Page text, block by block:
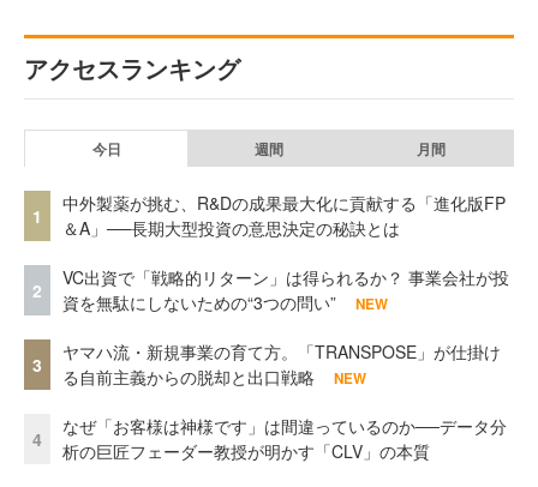
アクセスランキング
今日 週間 月間
1
中外製薬が挑む、R&Dの成果最大化に貢献する「進化版FP
＆A」──長期大型投資の意思決定の秘訣とは
2
VC出資で「戦略的リターン」は得られるか？ 事業会社が投
資を無駄にしないための“3つの問い”
NEW
3
ヤマハ流・新規事業の育て方。「TRANSPOSE」が仕掛け
る自前主義からの脱却と出口戦略
NEW
4
なぜ「お客様は神様です」は間違っているのか──データ分
析の巨匠フェーダー教授が明かす「CLV」の本質